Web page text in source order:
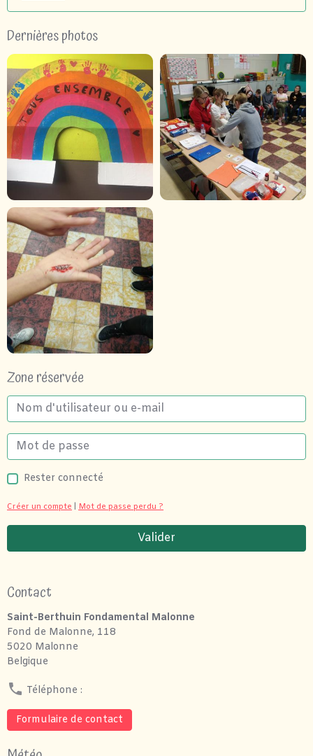
Dernières photos
Zone réservée
Rester connecté
Créer un compte | Mot de passe perdu ?
Valider
Contact
Saint-Berthuin Fondamental Malonne
Fond de Malonne, 118
5020 Malonne
Belgique
Téléphone :
Formulaire de contact